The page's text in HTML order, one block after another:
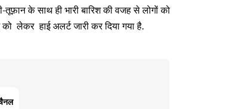
के साथ ही भारी बारिश की वजह से लोगों को
को लेकर हाई अलर्ट जारी कर दिया गया है.